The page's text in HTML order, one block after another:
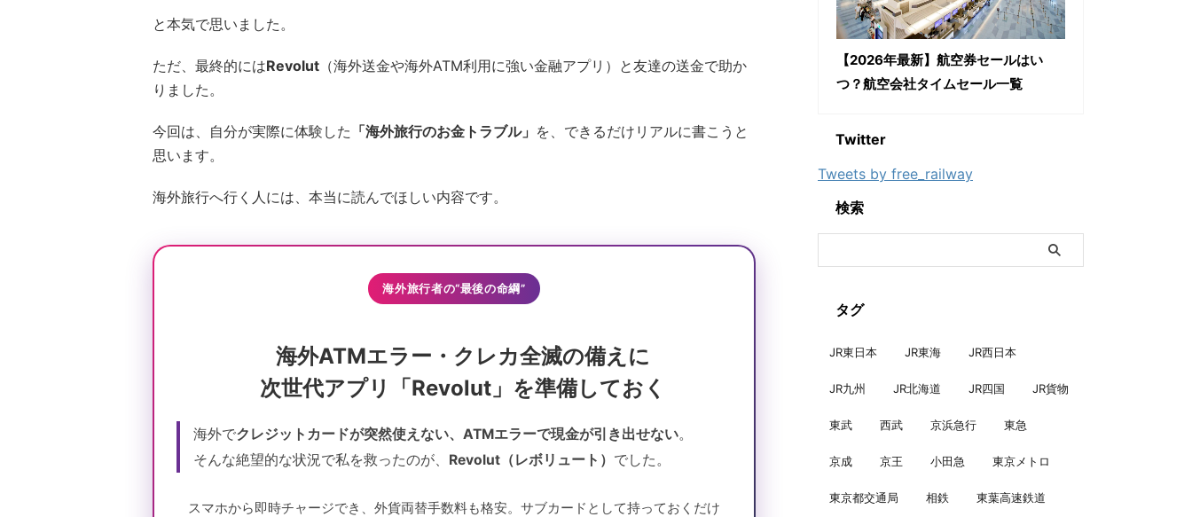
と本気で思いました。
ただ、最終的にはRevolut （海外送金や海外ATM利用に強い金融アプリ）と友達の送金で助か
りました。
今回は、自分が実際に体験した 「海外旅行のお金トラブル」 を、できるだけリアルに書こうと
思います。
海外旅行へ行く人には、本当に読んでほしい内容です。
海外旅行者の“最後の命綱”
海外ATMエラー・クレカ全滅の備えに
次世代アプリ「Revolut」を準備しておく
海外でクレジットカードが突然使えない、ATMエラーで現金が引き出せない。
そんな絶望的な状況で私を救ったのが、 Revolut（レボリュート） でした。
スマホから即時チャージでき、外貨両替手数料も格安。サブカードとして持っておくだけ
【2026年最新】航空券セールはい
つ？航空会社タイムセール一覧
Twitter
Tweets by free_railway
検索
タグ
JR東日本 JR東海 JR西日本
JR九州 JR北海道 JR四国 JR貨物
東武 西武 京浜急行 東急
京成 京王 小田急 東京メトロ
東京都交通局 相鉄 東葉高速鉄道